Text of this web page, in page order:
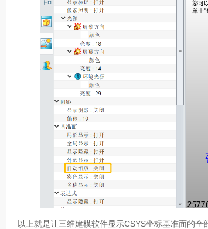
以上就是让三维建模软件显示CSYS坐标基准面的